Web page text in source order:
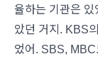
율하는 기관은
았던 거지. KBS
었어. SBS, MBC